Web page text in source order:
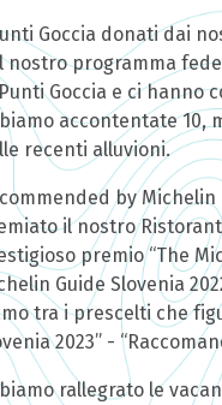
Goccia donati dai
nostro programma
Goccia e ci hanno
accontentate 10,
recenti alluvioni.
by
il nostro
premio “The
Guide Slovenia
tra i prescelti che
2023” -
rallegrato le